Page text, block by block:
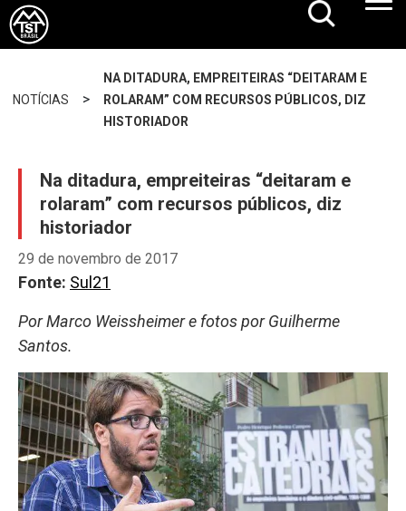
NOTÍCIAS >
NA DITADURA, EMPREITEIRAS “DEITARAM E
ROLARAM” COM RECURSOS PÚBLICOS, DIZ
HISTORIADOR
Na ditadura, empreiteiras “deitaram e
rolaram” com recursos públicos, diz
historiador
29 de novembro de 2017
Fonte: Sul21
Por Marco Weissheimer e fotos por Guilherme
Santos.